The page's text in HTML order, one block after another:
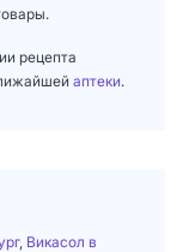
рецепта
аптеки.
, Викасол в